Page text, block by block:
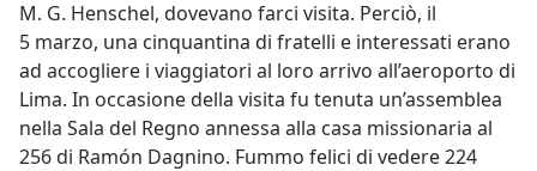
M. G. Henschel, dovevano farci visita. Perciò, il
5 marzo, una cinquantina di fratelli e interessati erano
ad accogliere i viaggiatori al loro arrivo all’aeroporto di
Lima. In occasione della visita fu tenuta un’assemblea
nella Sala del Regno annessa alla casa missionaria al
256 di Ramón Dagnino. Fummo felici di vedere 224